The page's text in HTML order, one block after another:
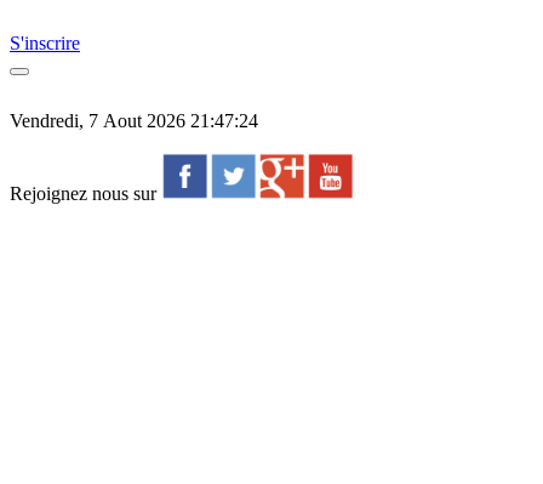
S'inscrire
Vendredi, 7 Aout 2026 21:47:24
Rejoignez nous sur